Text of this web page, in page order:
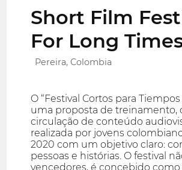
Short Film
For Long
Pereira, Colombia
O “Festival Cortos para Tiempos
uma proposta de treinamento,
circulação de conteúdo
realizada por jovens
2020 com um objetivo claro:
pessoas e histórias. O festival
vencedores, é concebido